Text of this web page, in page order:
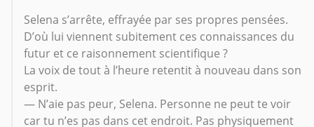
Selena s’arrête, effrayée par ses propres pensées.
D’où lui viennent subitement ces connaissances du
futur et ce raisonnement scientifique ?
La voix de tout à l’heure retentit à nouveau dans son
esprit.
— N’aie pas peur, Selena. Personne ne peut te voir
car tu n’es pas dans cet endroit. Pas physiquement